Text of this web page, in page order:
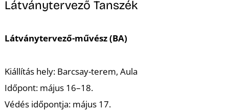
Látványtervező Tanszék
Látványtervező-művész (BA)
Kiállítás hely: Barcsay-terem, Aula
Időpont: május 16–18.
Védés időpontja: május 17.